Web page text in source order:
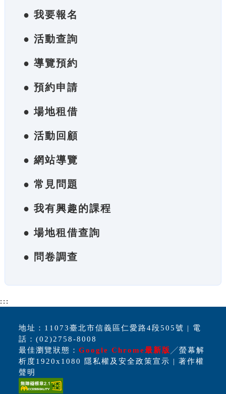
● 我要報名
● 活動查詢
● 導覽預約
● 預約申請
● 場地租借
● 活動回顧
● 網站導覽
● 常見問題
● 我有興趣的課程
● 場地租借查詢
● 問卷調查
:::
地址：11073臺北市信義區仁愛路4段505號 | 電
話：(02)2758-8008
最佳瀏覽狀態：Google Chrome最新版 ╱螢幕解
析度1920x1080 隱私權及安全政策宣示 | 著作權
聲明